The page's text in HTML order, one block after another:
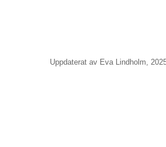
Uppdaterat av Eva Lindholm,